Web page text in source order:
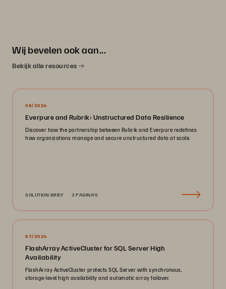
Wij bevelen ook aan...
Bekijk alle resources
08/2026
Everpure and Rubrik: Unstructured Data Resilience
Discover how the partnership between Rubrik and Everpure redefines
how organizations manage and secure unstructured data at scale.
SOLUTION BRIEF 3 PAGINA'S
07/2026
FlashArray ActiveCluster for SQL Server High
Availability
FlashArray ActiveCluster protects SQL Server with synchronous,
storage-level high availability and automatic array failover.